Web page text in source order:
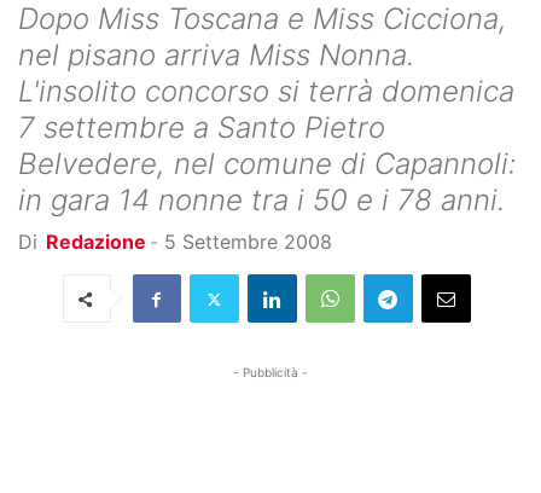
Dopo Miss Toscana e Miss Cicciona,
nel pisano arriva Miss Nonna.
L'insolito concorso si terrà domenica
7 settembre a Santo Pietro
Belvedere, nel comune di Capannoli:
in gara 14 nonne tra i 50 e i 78 anni.
Di Redazione - 5 Settembre 2008
- Pubblicità -